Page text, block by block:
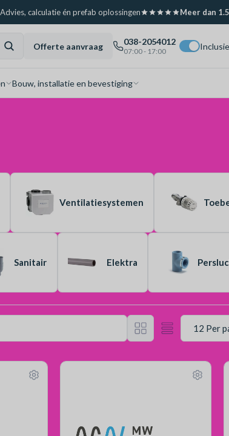
Advies, calculatie én prefab oplossingen Meer dan
Offerte aanvraag 038-2054012
07:00 - 17:00
Bouw, installatie en bevestiging
Ventilatiesystemen
Sanitair Elektra